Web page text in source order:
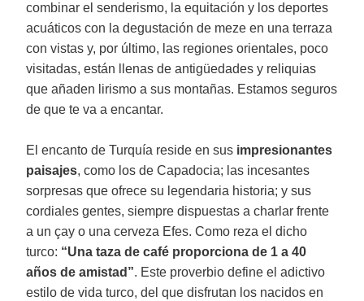
combinar el senderismo, la equitación y los deportes
acuáticos con la degustación de meze en una terraza
con vistas y, por último, las regiones orientales, poco
visitadas, están llenas de antigüedades y reliquias
que añaden lirismo a sus montañas. Estamos seguros
de que te va a encantar.
El encanto de Turquía reside en sus impresionantes
paisajes, como los de Capadocia; las incesantes
sorpresas que ofrece su legendaria historia; y sus
cordiales gentes, siempre dispuestas a charlar frente
a un çay o una cerveza Efes. Como reza el dicho
turco: “Una taza de café proporciona de 1 a 40
años de amistad”. Este proverbio define el adictivo
estilo de vida turco, del que disfrutan los nacidos en